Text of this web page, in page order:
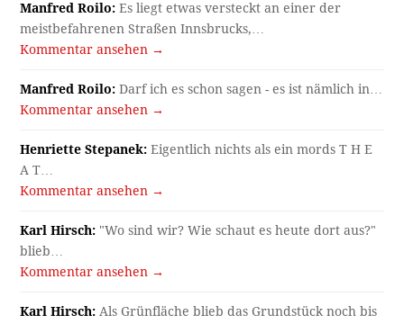
Manfred Roilo: Es liegt etwas versteckt an einer der
meistbefahrenen Straßen Innsbrucks,…
Kommentar ansehen →
Manfred Roilo: Darf ich es schon sagen - es ist nämlich in…
Kommentar ansehen →
Henriette Stepanek: Eigentlich nichts als ein mords T H E
A T…
Kommentar ansehen →
Karl Hirsch: "Wo sind wir? Wie schaut es heute dort aus?"
blieb…
Kommentar ansehen →
Karl Hirsch: Als Grünfläche blieb das Grundstück noch bis